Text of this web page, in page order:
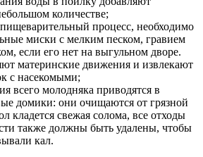
количестве;
процесс, необходимо
миски с мелким песком, гравием
если его нет на выгульном дворе.
материнские движения и извлекают
с насекомыми;
всего молодняка приводятся в
домики: они очищаются от грязной
кладется свежая солома, все отходы
также должны быть удалены, чтобы
кал.